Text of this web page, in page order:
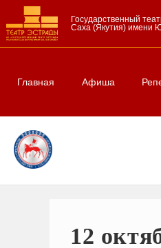
Государственный
Саха (Якутия) имени
Главная Афиша
12